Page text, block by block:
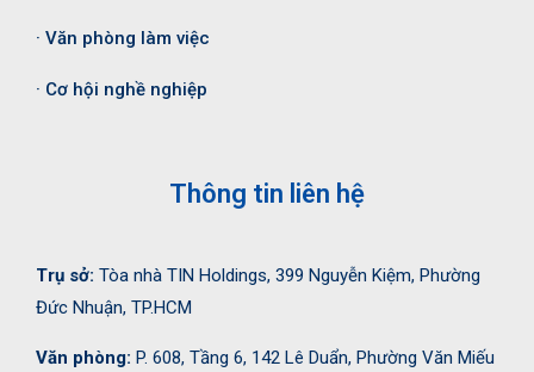
· Văn phòng làm việc
· Cơ hội nghề nghiệp
Thông tin liên hệ
Trụ sở: Tòa nhà TIN Holdings, 399 Nguyễn Kiệm, Phường
Đức Nhuận, TP.HCM
Văn phòng: P. 608, Tầng 6, 142 Lê Duẩn, Phường Văn Miếu